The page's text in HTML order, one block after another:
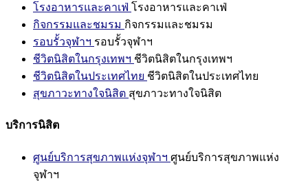
โรงอาหารและคาเฟ่ โรงอาหารและคาเฟ่
กิจกรรมและชมรม กิจกรรมและชมรม
รอบรั้วจุฬาฯ รอบรั้วจุฬาฯ
ชีวิตนิสิตในกรุงเทพฯ ชีวิตนิสิตในกรุงเทพฯ
ชีวิตนิสิตในประเทศไทย ชีวิตนิสิตในประเทศไทย
สุขภาวะทางใจนิสิต สุขภาวะทางใจนิสิต
บริการนิสิต
ศูนย์บริการสุขภาพแห่งจุฬาฯ ศูนย์บริการสุขภาพแห่ง
จุฬาฯ